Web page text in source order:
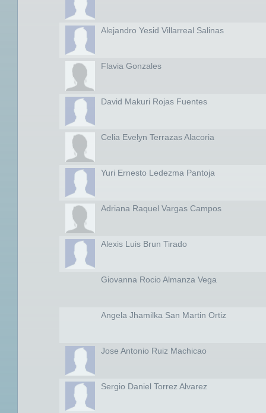
Alejandro Yesid Villarreal Salinas
Flavia Gonzales
David Makuri Rojas Fuentes
Celia Evelyn Terrazas Alacoria
Yuri Ernesto Ledezma Pantoja
Adriana Raquel Vargas Campos
Alexis Luis Brun Tirado
Giovanna Rocio Almanza Vega
Angela Jhamilka San Martin Ortiz
Jose Antonio Ruiz Machicao
Sergio Daniel Torrez Alvarez